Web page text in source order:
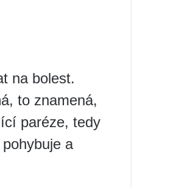
na bolest.
to znamená,
paréze, tedy
a